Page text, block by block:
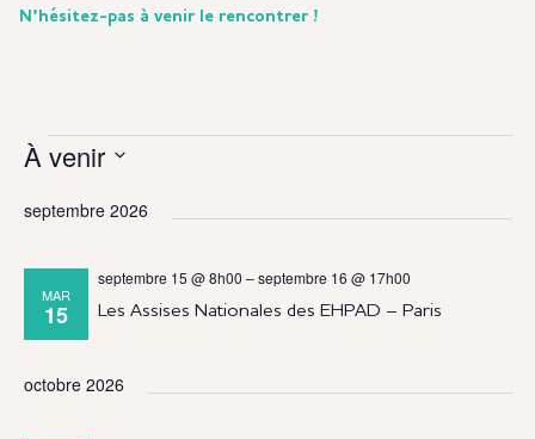
N’hésitez-pas à venir le rencontrer !
Évènements
À venir
une
septembre 2026
MAR
15 Les Assises Nationales des EHPAD – Paris
septembre 15 @ 8h00 –septembre 16 @ 17h00
octobre 2026